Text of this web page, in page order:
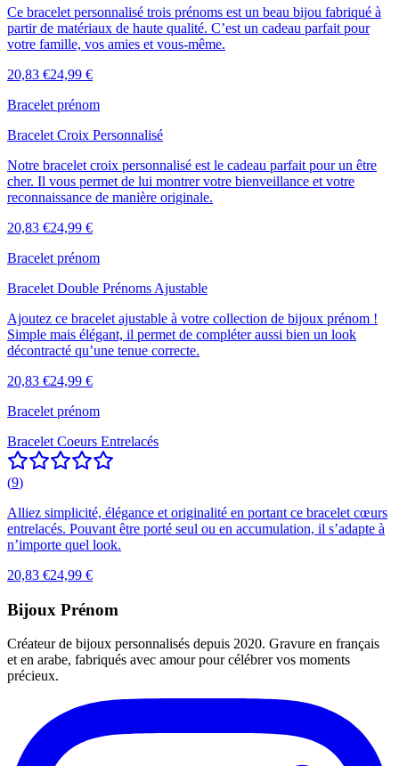
Ce bracelet personnalisé trois prénoms est un beau bijou fabriqué à
partir de matériaux de haute qualité. C’est un cadeau parfait pour
votre famille, vos amies et vous-même.
20,83 €24,99 €
Bracelet prénom
Bracelet Croix Personnalisé
Notre bracelet croix personnalisé est le cadeau parfait pour un être
cher. Il vous permet de lui montrer votre bienveillance et votre
reconnaissance de manière originale.
20,83 €24,99 €
Bracelet prénom
Bracelet Double Prénoms Ajustable
Ajoutez ce bracelet ajustable à votre collection de bijoux prénom !
Simple mais élégant, il permet de compléter aussi bien un look
décontracté qu’une tenue correcte.
20,83 €24,99 €
Bracelet prénom
Bracelet Coeurs Entrelacés
(9)
Alliez simplicité, élégance et originalité en portant ce bracelet cœurs
entrelacés. Pouvant être porté seul ou en accumulation, il s’adapte à
n’importe quel look.
20,83 €24,99 €
Bijoux Prénom
Créateur de bijoux personnalisés depuis 2020. Gravure en français
et en arabe, fabriqués avec amour pour célébrer vos moments
précieux.